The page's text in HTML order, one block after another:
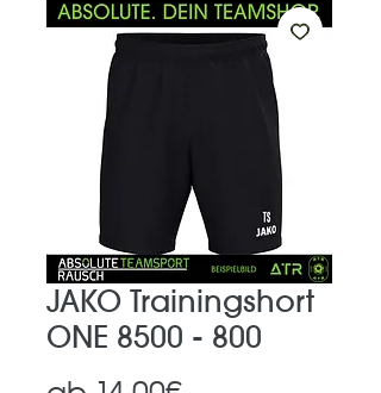
JAKO Trainingshort
ONE 8500 - 800